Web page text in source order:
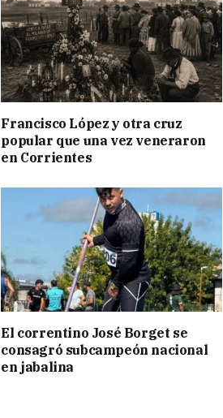
Francisco López y otra cruz
popular que una vez veneraron
en Corrientes
El correntino José Borget se
consagró subcampeón nacional
en jabalina